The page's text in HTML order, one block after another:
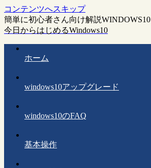
コンテンツへスキップ
簡単に初心者さん向け解説WINDOWS10
今日からはじめるWindows10
ホーム
windows10アップグレード
windows10のFAQ
基本操作